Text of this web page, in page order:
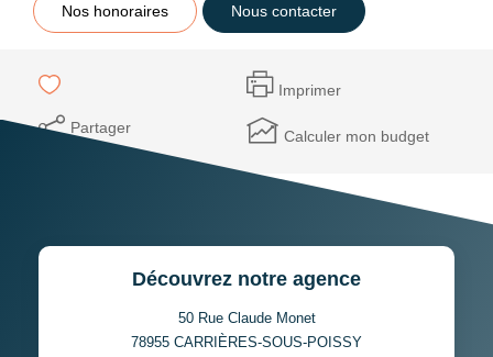
Nos honoraires Nous contacter
Imprimer
Partager Calculer mon budget
Découvrez notre agence
50 Rue Claude Monet
78955 CARRIÈRES-SOUS-POISSY